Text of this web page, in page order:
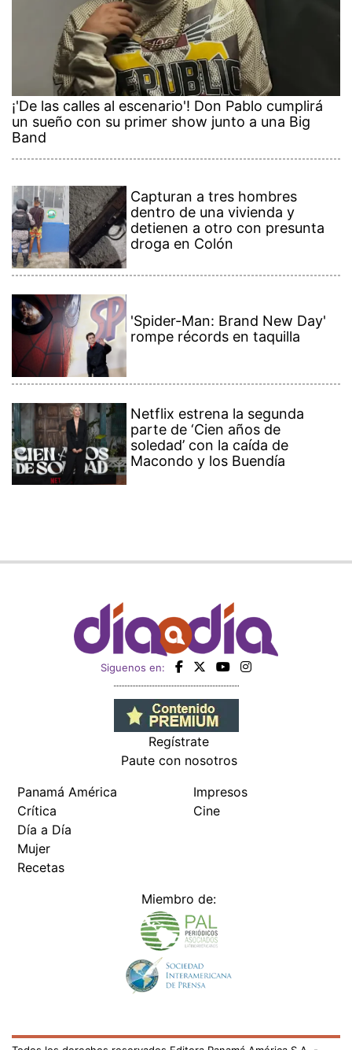
¡'De las calles al escenario'! Don Pablo cumplirá
un sueño con su primer show junto a una Big
Band
Capturan a tres hombres
dentro de una vivienda y
detienen a otro con presunta
droga en Colón
'Spider-Man: Brand New Day'
rompe récords en taquilla
Netflix estrena la segunda
parte de ‘Cien años de
soledad’ con la caída de
Macondo y los Buendía
Siguenos en:
Regístrate
Paute con nosotros
Panamá América
Crítica
Día a Día
Mujer
Recetas
Impresos
Cine
Miembro de: